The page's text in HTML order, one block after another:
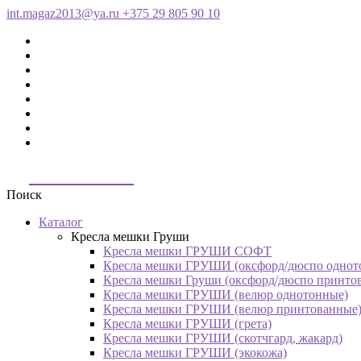
int.magaz2013@ya.ru +375 29 805 90 10
Поиск
Каталог
Кресла мешки Груши
Кресла мешки ГРУШИ СОФТ
Кресла мешки ГРУШИ (оксфорд/дюспо
Кресла мешки Груши (оксфорд/дюспо
Кресла мешки ГРУШИ (велюр однотонные)
Кресла мешки ГРУШИ (велюр принтованные)
Кресла мешки ГРУШИ (грета)
Кресла мешки ГРУШИ (скотчгард, жакард)
Кресла мешки ГРУШИ (экокожа)